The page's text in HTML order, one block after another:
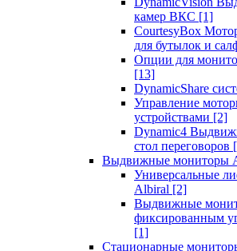
камер ВКС [1]
CourtesyBox
для бутылок и
Опции для
[13]
DynamicShare
Управление
устройствами [2]
Dynamic4
стол переговоров
Выдвижные мониторы
Универсальные
Albiral [2]
Выдвижные
фиксированным
[1]
Стационарные